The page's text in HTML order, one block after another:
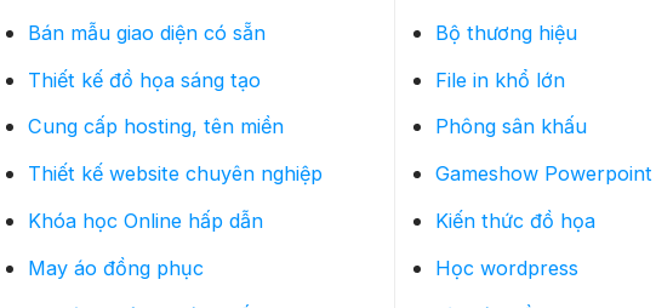
Bán mẫu giao diện có sẵn
Thiết kế đồ họa sáng tạo
Cung cấp hosting, tên miền
Thiết kế website chuyên nghiệp
Khóa học Online hấp dẫn
May áo đồng phục
Bộ thương hiệu
File in khổ lớn
Phông sân khấu
Gameshow Powerpoint
Kiến thức đồ họa
Học wordpress